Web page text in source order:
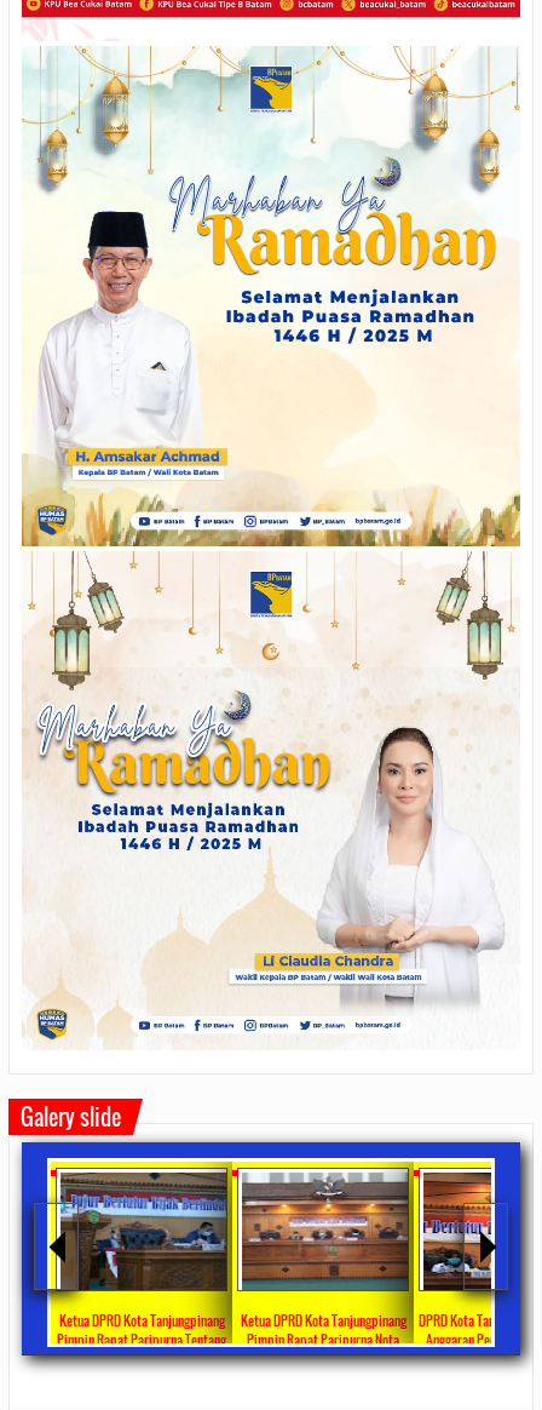
Galery slide
DTKS
Ketua DPRD Kota Tanjungpinang
Pimpin Rapat Paripurna Tentang
Jawaban Pandangan Umum Fraksi-
Ketua DPRD Kota Tanjungpinang
Pimpin Rapat Paripurna Nota
Pengantar LKPJ Walikota
DPRD Kota
Anggaran Penanganan
Tahun 2020 Sebesar